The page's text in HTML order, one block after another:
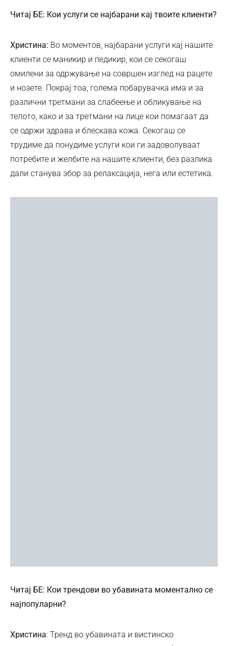
Читај БЕ: Кои услуги се најбарани кај твоите клиенти?
Христина: Во моментов, најбарани услуги кај нашите
клиенти се маникир и педикир, кои се секогаш
омилени за одржување на совршен изглед на рацете
и нозете. Покрај тоа, голема побарувачка има и за
различни третмани за слабеење и обликување на
телото, како и за третмани на лице кои помагаат да
се одржи здрава и блескава кожа. Секогаш се
трудиме да понудиме услуги кои ги задоволуваат
потребите и желбите на нашите клиенти, без разлика
дали станува збор за релаксација, нега или естетика.
Читај БЕ: Кои трендови во убавината моментално се
најпопуларни?
Христина: Тренд во убавината и вистинско